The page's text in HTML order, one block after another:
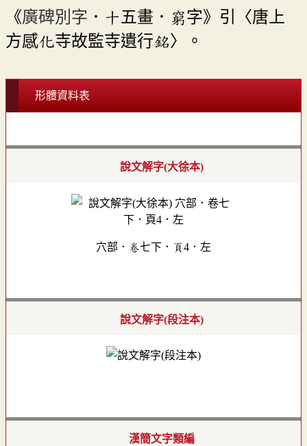
《廣碑別字 ．十五畫．窮字》引〈唐上
方感化寺故監寺遺行銘〉。
形體資料表
說文解字(大徐本)
穴部．卷七下．頁4．左
說文解字(段注本)
漢簡文字類編